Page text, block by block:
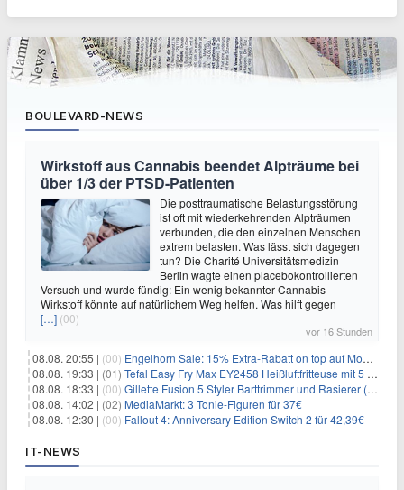
BOULEVARD-NEWS
Wirkstoff aus Cannabis beendet Alpträume bei
über 1/3 der PTSD-Patienten
Die posttraumatische Belastungsstörung
ist oft mit wiederkehrenden Alpträumen
verbunden, die den einzelnen Menschen
extrem belasten. Was lässt sich dagegen
tun? Die Charité Universitätsmedizin
Berlin wagte einen placebokontrollierten
Versuch und wurde fündig: Ein wenig bekannter Cannabis-
Wirkstoff könnte auf natürlichem Weg helfen. Was hilft gegen
[…] (00)
vor 16 Stunden
08.08. 20:55 | (00) Engelhorn Sale: 15% Extra-Rabatt on top auf Mode- und Sport-Artikel
08.08. 19:33 | (01) Tefal Easy Fry Max EY2458 Heißluftfritteuse mit 5 Litern für 64,99€
08.08. 18:33 | (00) Gillette Fusion 5 Styler Barttrimmer und Rasierer (All in One) für 16€
08.08. 14:02 | (02) MediaMarkt: 3 Tonie-Figuren für 37€
08.08. 12:30 | (00) Fallout 4: Anniversary Edition Switch 2 für 42,39€
IT-NEWS